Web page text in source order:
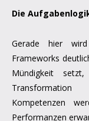
Die
Gerade hier
Frameworks
Mündigkeit
Kompetenzen
Performanzen